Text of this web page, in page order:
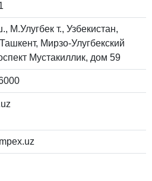
М.Улугбек т., Узбекистан,
Мирзо-Улугбекский
Мустакиллик, дом 59